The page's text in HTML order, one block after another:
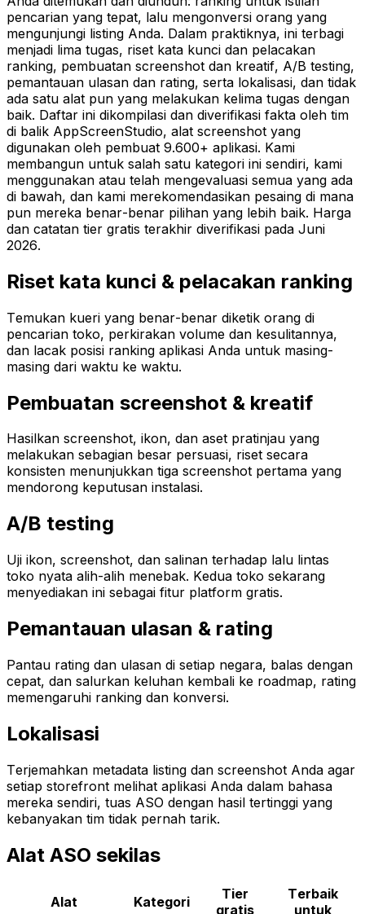
pencarian yang tepat, lalu mengonversi orang yang
mengunjungi listing Anda. Dalam praktiknya, ini terbagi
menjadi lima tugas, riset kata kunci dan pelacakan
ranking, pembuatan screenshot dan kreatif, A/B testing,
pemantauan ulasan dan rating, serta lokalisasi, dan tidak
ada satu alat pun yang melakukan kelima tugas dengan
baik. Daftar ini dikompilasi dan diverifikasi fakta oleh tim
di balik AppScreenStudio, alat screenshot yang
digunakan oleh pembuat 9.600+ aplikasi. Kami
membangun untuk salah satu kategori ini sendiri, kami
menggunakan atau telah mengevaluasi semua yang ada
di bawah, dan kami merekomendasikan pesaing di mana
pun mereka benar-benar pilihan yang lebih baik. Harga
dan catatan tier gratis terakhir diverifikasi pada Juni
2026.
Riset kata kunci & pelacakan ranking
Temukan kueri yang benar-benar diketik orang di
pencarian toko, perkirakan volume dan kesulitannya,
dan lacak posisi ranking aplikasi Anda untuk masing-
masing dari waktu ke waktu.
Pembuatan screenshot & kreatif
Hasilkan screenshot, ikon, dan aset pratinjau yang
melakukan sebagian besar persuasi, riset secara
konsisten menunjukkan tiga screenshot pertama yang
mendorong keputusan instalasi.
A/B testing
Uji ikon, screenshot, dan salinan terhadap lalu lintas
toko nyata alih-alih menebak. Kedua toko sekarang
menyediakan ini sebagai fitur platform gratis.
Pemantauan ulasan & rating
Pantau rating dan ulasan di setiap negara, balas dengan
cepat, dan salurkan keluhan kembali ke roadmap, rating
memengaruhi ranking dan konversi.
Lokalisasi
Terjemahkan metadata listing dan screenshot Anda agar
setiap storefront melihat aplikasi Anda dalam bahasa
mereka sendiri, tuas ASO dengan hasil tertinggi yang
kebanyakan tim tidak pernah tarik.
Alat ASO sekilas
Alat Kategori
Tier
gratis
Terbaik
untuk